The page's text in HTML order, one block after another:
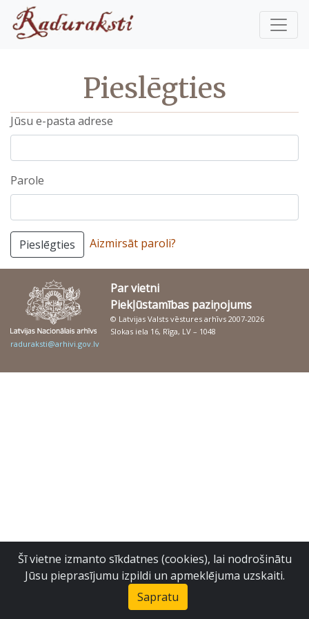
Pieslēgties
Jūsu e-pasta adrese
Parole
Pieslēgties Aizmirsāt paroli?
Par vietni
Piekļūstamības paziņojums
© Latvijas Valsts vēstures arhīvs 2007-2026
Slokas iela 16, Rīga, LV – 1048
raduraksti@arhivi.gov.lv
Šī vietne izmanto sīkdatnes (cookies), lai nodrošinātu
Jūsu pieprasījumu izpildi un apmeklējuma uzskaiti.
Sapratu